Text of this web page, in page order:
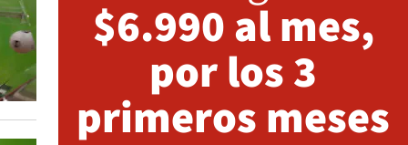
$6.990 al mes,
por los 3
primeros meses